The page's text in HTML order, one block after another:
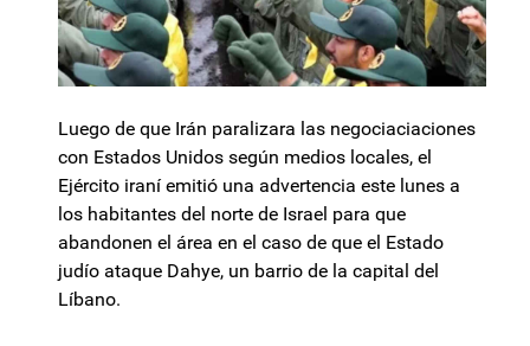
Luego de que Irán paralizara las negociaciaciones
con Estados Unidos según medios locales, el
Ejército iraní emitió una advertencia este lunes a
los habitantes del norte de Israel para que
abandonen el área en el caso de que el Estado
judío ataque Dahye, un barrio de la capital del
Líbano.